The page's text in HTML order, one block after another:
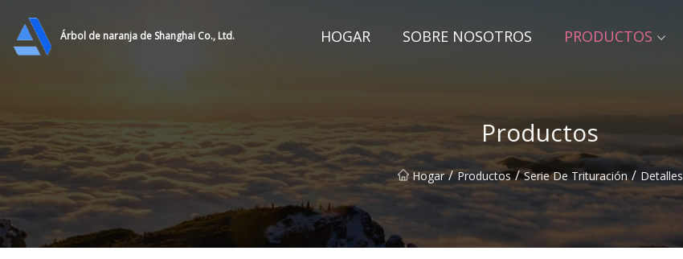
Árbol de naranja de Shanghai Co., Ltd. HOGAR SOBRE NOSOTROS PRODUCTOS
Productos
Hogar / Productos / Serie De Trituración / Detalles